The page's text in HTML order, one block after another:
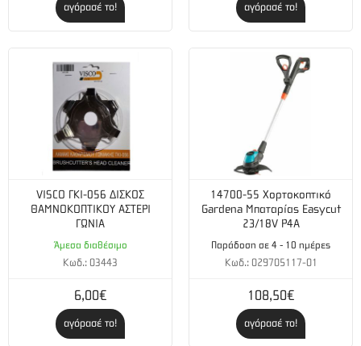
αγόρασέ το! αγόρασέ το!
VISCO ΓΚΙ-056 ΔΙΣΚΟΣ
ΘΑΜΝΟΚΟΠΤΙΚΟΥ ΑΣΤΕΡΙ
ΓΩΝΙΑ
Άμεσα διαθέσιμο
Κωδ.: 03443
6,00€
αγόρασέ το!
14700-55 Χορτοκοπτικό
Gardena Μπαταρίας Easycut
23/18V P4A
Παράδοση σε 4 - 10 ημέρες
Κωδ.: 029705117-01
108,50€
αγόρασέ το!